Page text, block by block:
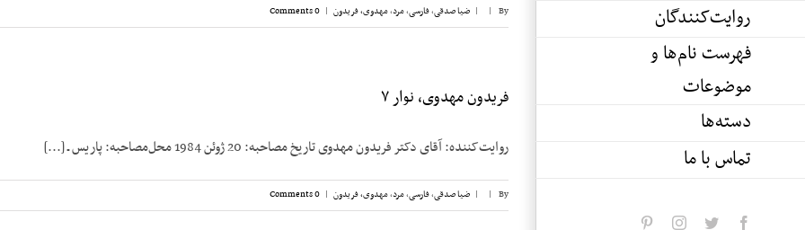
روایت‌کنندگان
فهرست نام‌ها و
موضوعات
دسته‌ها
تماس با ما
facebook
twitter
instagram
By
|
| ضیا صدقی,فارسی,مرد,مهدوی، فریدون |
0 Comments
فریدون مهدوی، نوار ۷
روایت‌کننده: آقای دکتر فریدون مهدوی تاریخ مصاحبه: 20 ژوئن 1984 محل‌مصاحبه: پاریس ـ [...]
By
|
| ضیا صدقی,فارسی,مرد,مهدوی، فریدون |
0 Comments